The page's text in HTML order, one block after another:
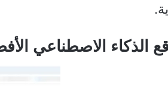
الذكاء الاصطناعي